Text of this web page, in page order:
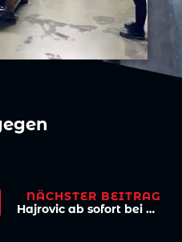
NÄCHSTER BEITRAG
Hajrovic ab sofort bei Viktoria Köln